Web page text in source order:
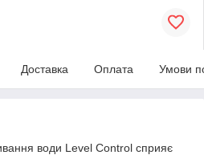
Доставка Оплата Умови
води Level Control сприяє